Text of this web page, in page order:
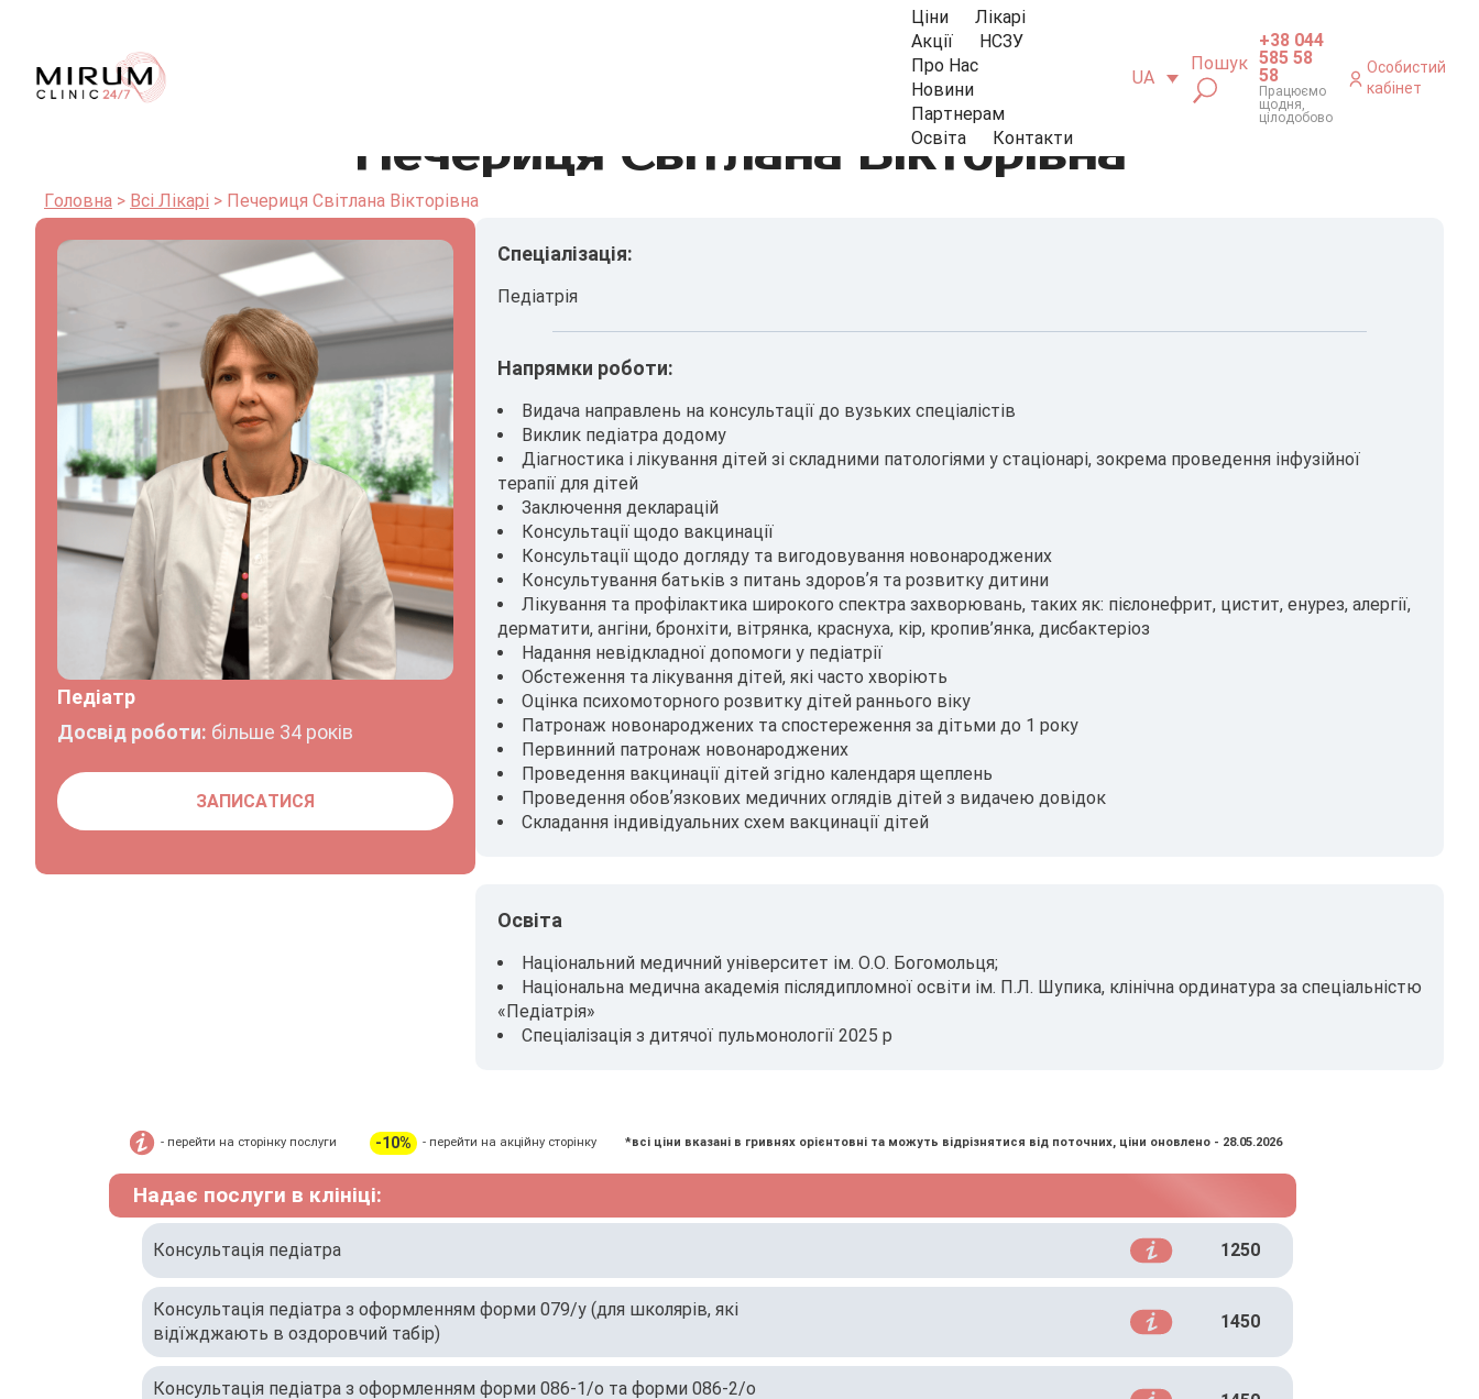
Ціни
Лікарі
Акції
НСЗУ
Про Нас
Новини
Партнерам
Освіта
Контакти
UA
Пошук
+38 044
585 58
58
Працюємо
щодня,
цілодобово
Особистий
кабінет
Печериця Світлана Вікторівна
Головна Всі Лікарі Печериця Світлана Вікторівна
Педіатр
Досвід роботи: більше 34 років
ЗАПИСАТИСЯ
Спеціалізація:
Педіатрія
Напрямки роботи:
Видача направлень на консультації до вузьких спеціалістів
Виклик педіатра додому
Діагностика і лікування дітей зі складними патологіями у стаціонарі, зокрема проведення інфузійної
терапії для дітей
Заключення декларацій
Консультації щодо вакцинації
Консультації щодо догляду та вигодовування новонароджених
Консультування батьків з питань здоровʼя та розвитку дитини
Лікування та профілактика широкого спектра захворювань, таких як: пієлонефрит, цистит, енурез, алергії,
дерматити, ангіни, бронхіти, вітрянка, краснуха, кір, кропив’янка, дисбактеріоз
Надання невідкладної допомоги у педіатрії
Обстеження та лікування дітей, які часто хворіють
Оцінка психомоторного розвитку дітей раннього віку
Патронаж новонароджених та спостереження за дітьми до 1 року
Первинний патронаж новонароджених
Проведення вакцинації дітей згідно календаря щеплень
Проведення обовʼязкових медичних оглядів дітей з видачею довідок
Складання індивідуальних схем вакцинації дітей
Освіта
Національний медичний університет ім. О.О. Богомольця;
Національна медична академія післядипломної освіти ім. П.Л. Шупика, клінічна ординатура за спеціальністю
«Педіатрія»
Спеціалізація з дитячої пульмонології 2025 р
- перейти на сторінку послуги -10% - перейти на акційну сторінку *всі ціни вказані в гривнях орієнтовні та можуть відрізнятися від поточних, ціни оновлено - 28.05.2026
Надає послуги в клініці:
Консультація педіатра 1250
Консультація педіатра з оформленням форми 079/у (для школярів, які
відїжджають в оздоровчий табір)
1450
Консультація педіатра з оформленням форми 086-1/о та форми 086-2/о